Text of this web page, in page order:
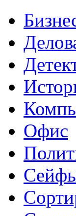
Офис